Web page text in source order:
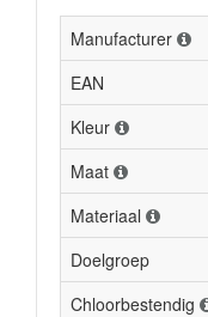
Manufacturer
EAN
Kleur
Maat
Materiaal
Doelgroep
Chloorbestendig